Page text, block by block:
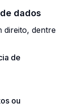
dados
direito, dentre
de
ou